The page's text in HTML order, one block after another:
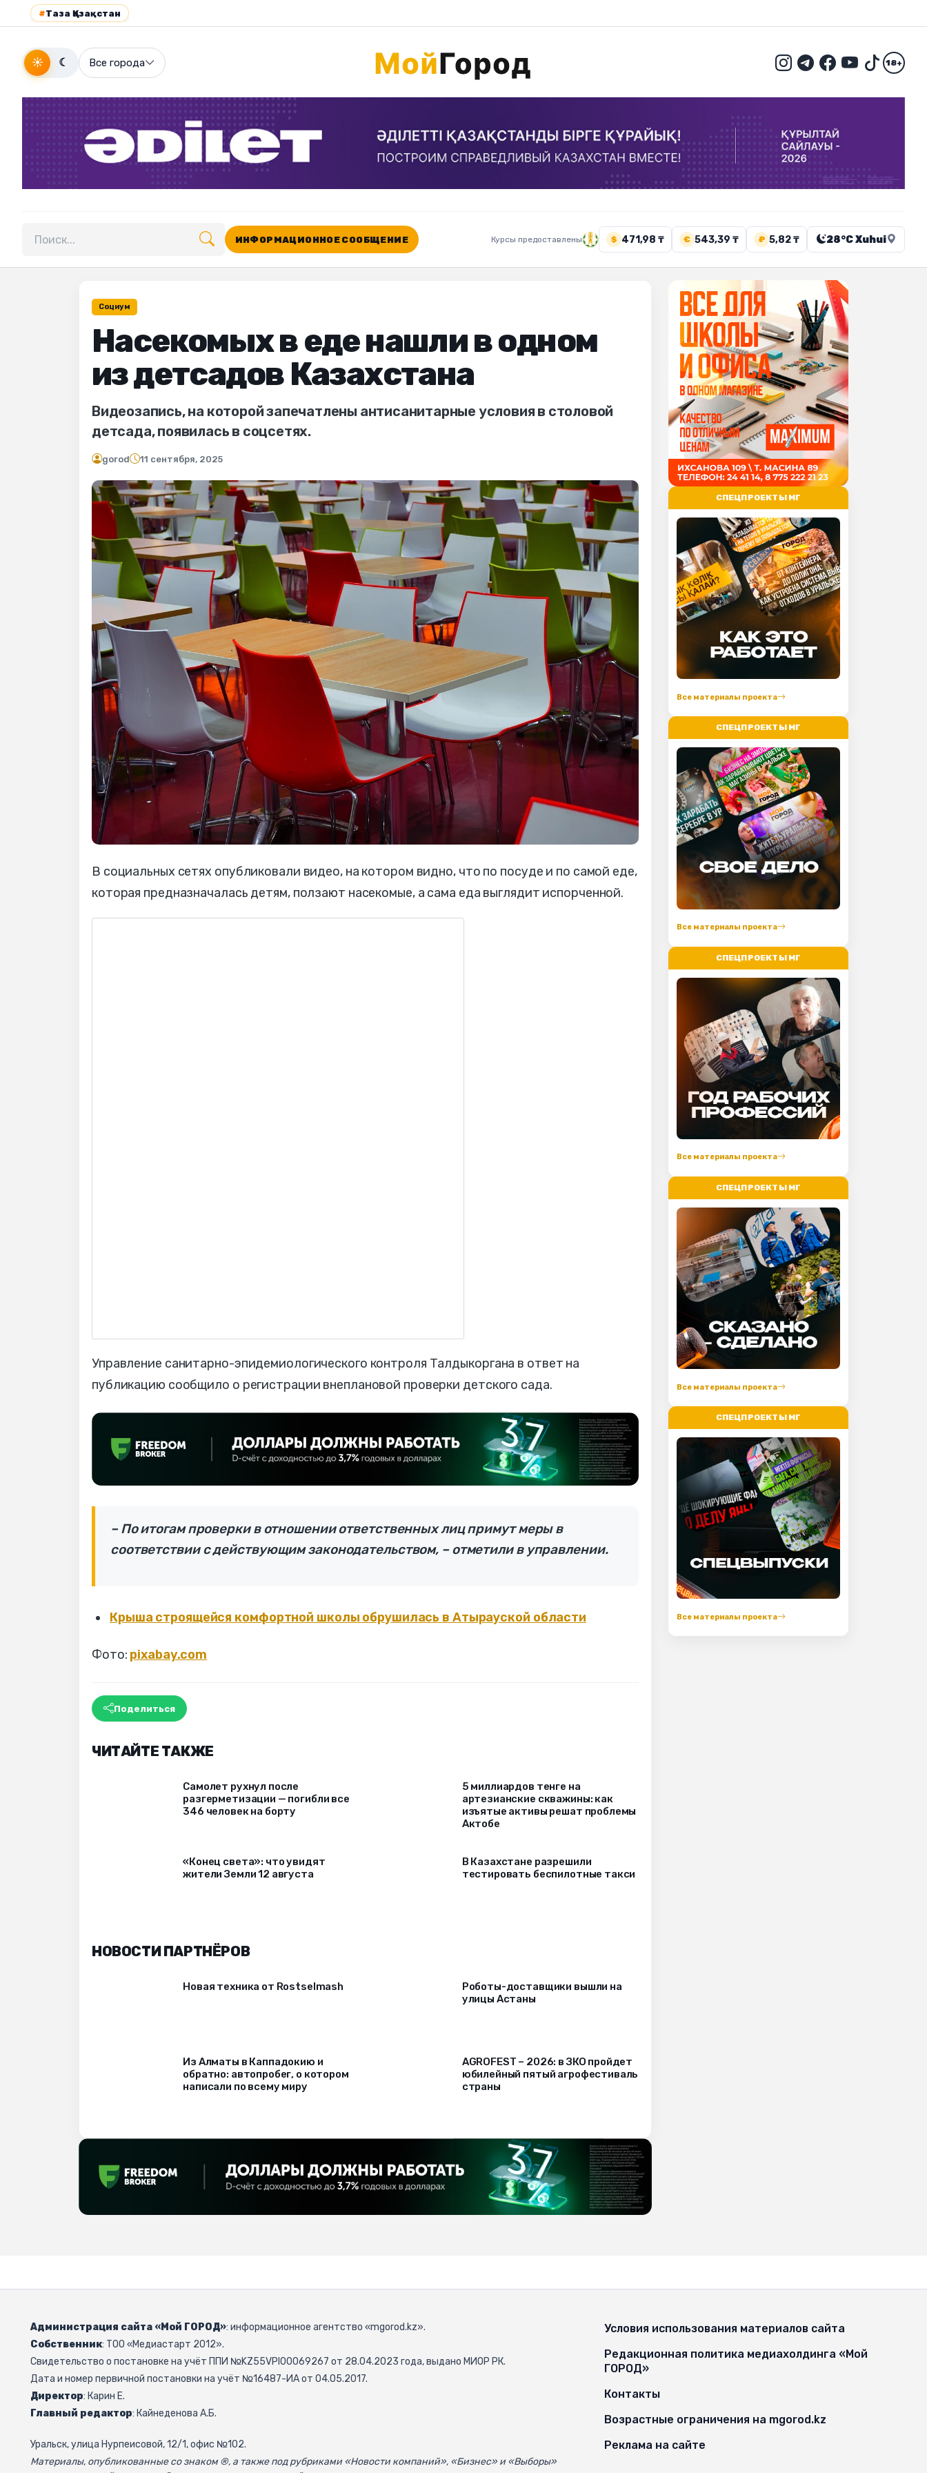
#Таза Қазақстан
☀ ☾ Все города 18+
Поиск по сайту
ИНФОРМАЦИОННОЕ СООБЩЕНИЕ Курсы предоставлены $ 471,98 ₸ € 543,39 ₸ ₽ 5,82 ₸ 28°C Xuhui
Социум
Насекомых в еде нашли в одном
из детсадов Казахстана
Видеозапись, на которой запечатлены антисанитарные условия в столовой
детсада, появилась в соцсетях.
gorod 11 сентября, 2025
В социальных сетях опубликовали видео, на котором видно, что по посуде и по самой еде,
которая предназначалась детям, ползают насекомые, а сама еда выглядит испорченной.
Управление санитарно-эпидемиологического контроля Талдыкоргана в ответ на
публикацию сообщило о регистрации внеплановой проверки детского сада.
– По итогам проверки в отношении ответственных лиц примут меры в
соответствии с действующим законодательством, – отметили в управлении.
Крыша строящейся комфортной школы обрушилась в Атырауской области
Фото: pixabay.com
Поделиться
ЧИТАЙТЕ ТАКЖЕ
Самолет рухнул после
разгерметизации — погибли все
346 человек на борту
5 миллиардов тенге на
артезианские скважины: как
изъятые активы решат проблемы
Актобе
«Конец света»: что увидят
жители Земли 12 августа
В Казахстане разрешили
тестировать беспилотные такси
НОВОСТИ ПАРТНЁРОВ
Новая техника от Rostselmash
Роботы-доставщики вышли на
улицы Астаны
Из Алматы в Каппадокию и
обратно: автопробег, о котором
написали по всему миру
AGROFEST – 2026: в ЗКО пройдет
юбилейный пятый агрофестиваль
страны
СПЕЦПРОЕКТЫ МГ
Все материалы проекта
СПЕЦПРОЕКТЫ МГ
Все материалы проекта
СПЕЦПРОЕКТЫ МГ
Все материалы проекта
СПЕЦПРОЕКТЫ МГ
Все материалы проекта
СПЕЦПРОЕКТЫ МГ
Все материалы проекта
Администрация сайта «Мой ГОРОД»: информационное агентство «mgorod.kz».
Собственник: ТОО «Медиастарт 2012».
Свидетельство о постановке на учёт ППИ №KZ55VPI00069267 от 28.04.2023 года, выдано МИОР РК.
Дата и номер первичной постановки на учёт №16487-ИА от 04.05.2017.
Директор: Карин Е.
Главный редактор: Кайнеденова А.Б.
Уральск, улица Нурпеисовой, 12/1, офис №102.
Материалы, опубликованные со знаком ®, а также под рубриками «Новости компаний», «Бизнес» и «Выборы»
Условия использования материалов сайта
Редакционная политика медиахолдинга «Мой
ГОРОД»
Контакты
Возрастные ограничения на mgorod.kz
Реклама на сайте